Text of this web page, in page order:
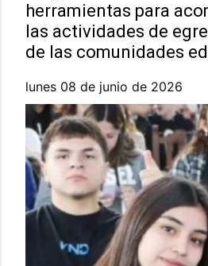
herramientas para
las actividades de
de las comunidades
lunes 08 de junio de 2026